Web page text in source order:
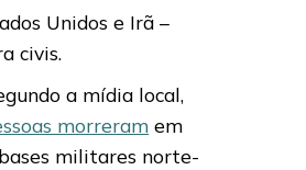
Unidos e Irã –
civis.
a mídia local,
morreram em
militares norte-